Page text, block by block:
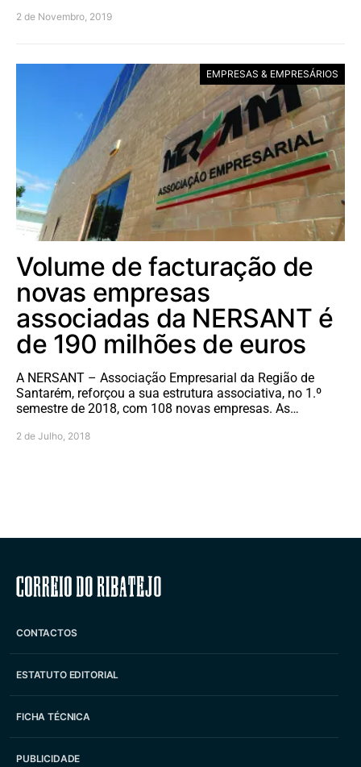
2 de Novembro, 2019
EMPRESAS & EMPRESÁRIOS
Volume de facturação de
novas empresas
associadas da NERSANT é
de 190 milhões de euros
A NERSANT – Associação Empresarial da Região de
Santarém, reforçou a sua estrutura associativa, no 1.º
semestre de 2018, com 108 novas empresas. As…
2 de Julho, 2018
Correio do Ribatejo
CONTACTOS
ESTATUTO EDITORIAL
FICHA TÉCNICA
PUBLICIDADE